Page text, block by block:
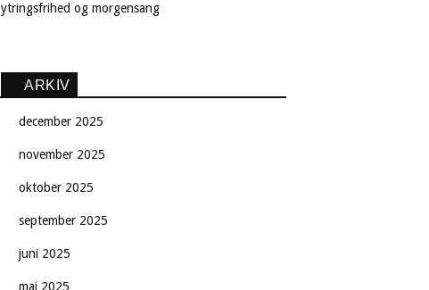
ytringsfrihed og morgensang
ARKIV
december 2025
november 2025
oktober 2025
september 2025
juni 2025
maj 2025